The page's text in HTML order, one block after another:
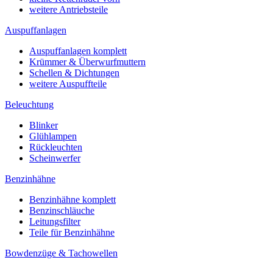
weitere Antriebsteile
Auspuffanlagen
Auspuffanlagen komplett
Krümmer & Überwurfmuttern
Schellen & Dichtungen
weitere Auspuffteile
Beleuchtung
Blinker
Glühlampen
Rückleuchten
Scheinwerfer
Benzinhähne
Benzinhähne komplett
Benzinschläuche
Leitungsfilter
Teile für Benzinhähne
Bowdenzüge & Tachowellen